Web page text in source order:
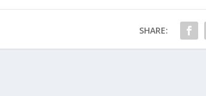
SHARE: